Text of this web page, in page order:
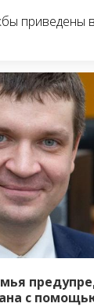
приведены
с